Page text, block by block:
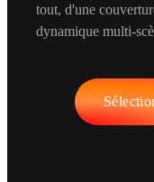
tout, d'une
dynamique multi-